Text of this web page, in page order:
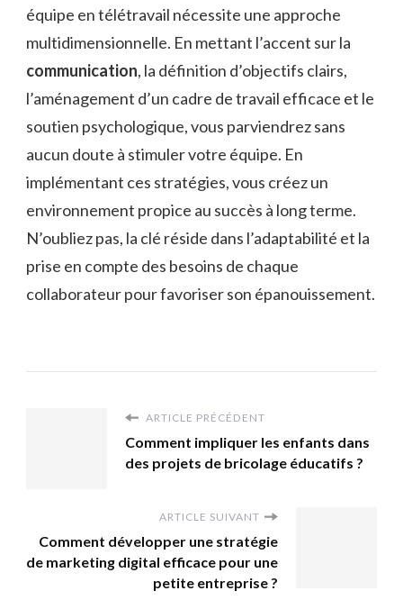
équipe en télétravail nécessite une approche
multidimensionnelle. En mettant l’accent sur la
communication, la définition d’objectifs clairs,
l’aménagement d’un cadre de travail efficace et le
soutien psychologique, vous parviendrez sans
aucun doute à stimuler votre équipe. En
implémentant ces stratégies, vous créez un
environnement propice au succès à long terme.
N’oubliez pas, la clé réside dans l’adaptabilité et la
prise en compte des besoins de chaque
collaborateur pour favoriser son épanouissement.
ARTICLE PRÉCÉDENT
Comment impliquer les enfants dans
des projets de bricolage éducatifs ?
ARTICLE SUIVANT
Comment développer une stratégie
de marketing digital efficace pour une
petite entreprise ?